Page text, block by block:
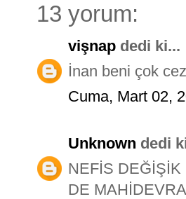
13 yorum:
vişnap dedi ki...
İnan beni çok
Cuma, Mart 02,
Unknown dedi
NEFİS
DE